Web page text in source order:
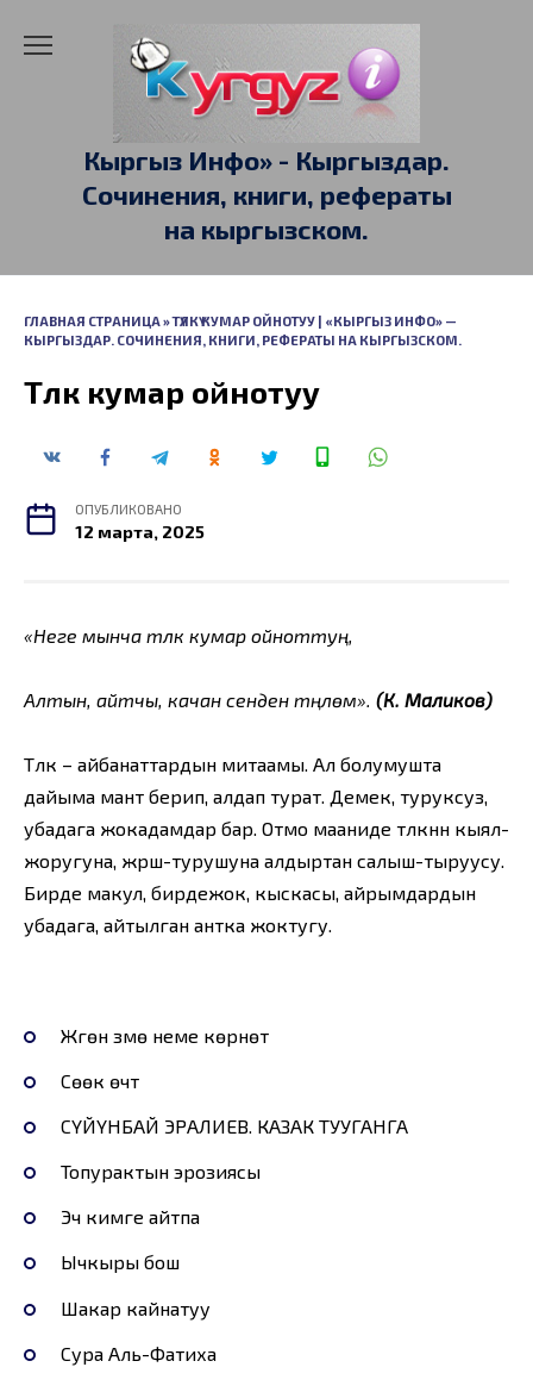
Кыргыз Инфо» - Кыргыздар.
Сочинения, книги, рефераты
на кыргызском.
ГЛАВНАЯ СТРАНИЦА»ТҮЛКҮ КУМАР ОЙНОТУУ | «КЫРГЫЗ ИНФО» —
КЫРГЫЗДАР. СОЧИНЕНИЯ, КНИГИ, РЕФЕРАТЫ НА КЫРГЫЗСКОМ.
Түлкү кумар ойнотуу
ОПУБЛИКОВАНО
12 марта, 2025
«Неге мынча түлкү кумар ойноттуң,
Алтын, айтчы, качан сенден түңүлөм». (К. Маликов)
Түлкү – айбанаттардын митаамы. Ал болумушта
дайыма мант берип, алдап турат. Демек, туруксуз,
убадага жокадамдар бар. Отмо мааниде түлкүнүн кыял-
жоругуна, жүрүш-турушуна алдыртан салыш-тыруусу.
Бирде макул, бирдежок, кыскасы, айрымдардын
убадага, айтылган антка жоктугу.
Жүгөн үзмө неме көрүнөт
Сөөк өчтү
СҮЙҮНБАЙ ЭРАЛИЕВ. КАЗАК ТУУГАНГА
Топурактын эрозиясы
Эч кимге айтпа
Ычкыры бош
Шакар кайнатуу
Сура Аль-Фатиха